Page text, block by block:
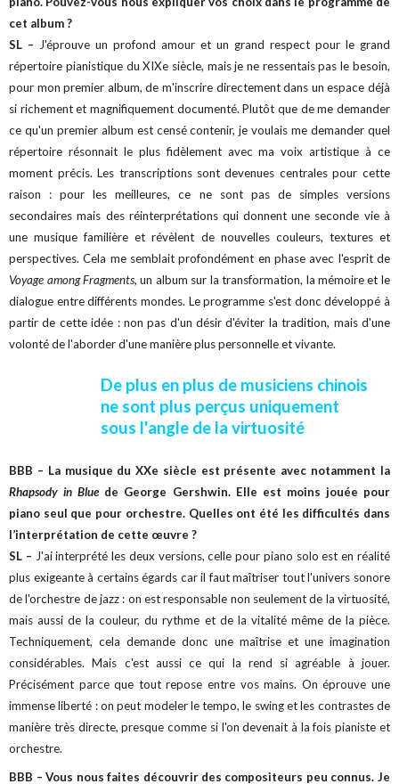
cet album ?
SL – J'éprouve un profond amour et un grand respect pour le grand
répertoire pianistique du XIXe siècle, mais je ne ressentais pas le besoin,
pour mon premier album, de m'inscrire directement dans un espace déjà
si richement et magnifiquement documenté. Plutôt que de me demander
ce qu'un premier album est censé contenir, je voulais me demander quel
répertoire résonnait le plus fidèlement avec ma voix artistique à ce
moment précis. Les transcriptions sont devenues centrales pour cette
raison : pour les meilleures, ce ne sont pas de simples versions
secondaires mais des réinterprétations qui donnent une seconde vie à
une musique familière et révèlent de nouvelles couleurs, textures et
perspectives. Cela me semblait profondément en phase avec l'esprit de
Voyage among Fragments, un album sur la transformation, la mémoire et le
dialogue entre différents mondes. Le programme s'est donc développé à
partir de cette idée : non pas d'un désir d'éviter la tradition, mais d'une
volonté de l'aborder d'une manière plus personnelle et vivante.
De plus en plus de musiciens chinois
ne sont plus perçus uniquement
sous l'angle de la virtuosité
BBB – La musique du XXe siècle est présente avec notamment la
Rhapsody in Blue de George Gershwin. Elle est moins jouée pour
piano seul que pour orchestre. Quelles ont été les difficultés dans
l’interprétation de cette œuvre ?
SL – J'ai interprété les deux versions, celle pour piano solo est en réalité
plus exigeante à certains égards car il faut maîtriser tout l'univers sonore
de l'orchestre de jazz : on est responsable non seulement de la virtuosité,
mais aussi de la couleur, du rythme et de la vitalité même de la pièce.
Techniquement, cela demande donc une maîtrise et une imagination
considérables. Mais c'est aussi ce qui la rend si agréable à jouer.
Précisément parce que tout repose entre vos mains. On éprouve une
immense liberté : on peut modeler le tempo, le swing et les contrastes de
manière très directe, presque comme si l'on devenait à la fois pianiste et
orchestre.
BBB – Vous nous faites découvrir des compositeurs peu connus. Je